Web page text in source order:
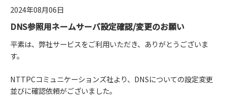
2024年08月06日
DNS参照用ネームサーバ設定確認/変更のお願い
平素は、弊社サービスをご利用いただき、ありがとうございま
す。
NTTPCコミュニケーションズ社より、DNSについての設定変更
並びに確認依頼がございました。